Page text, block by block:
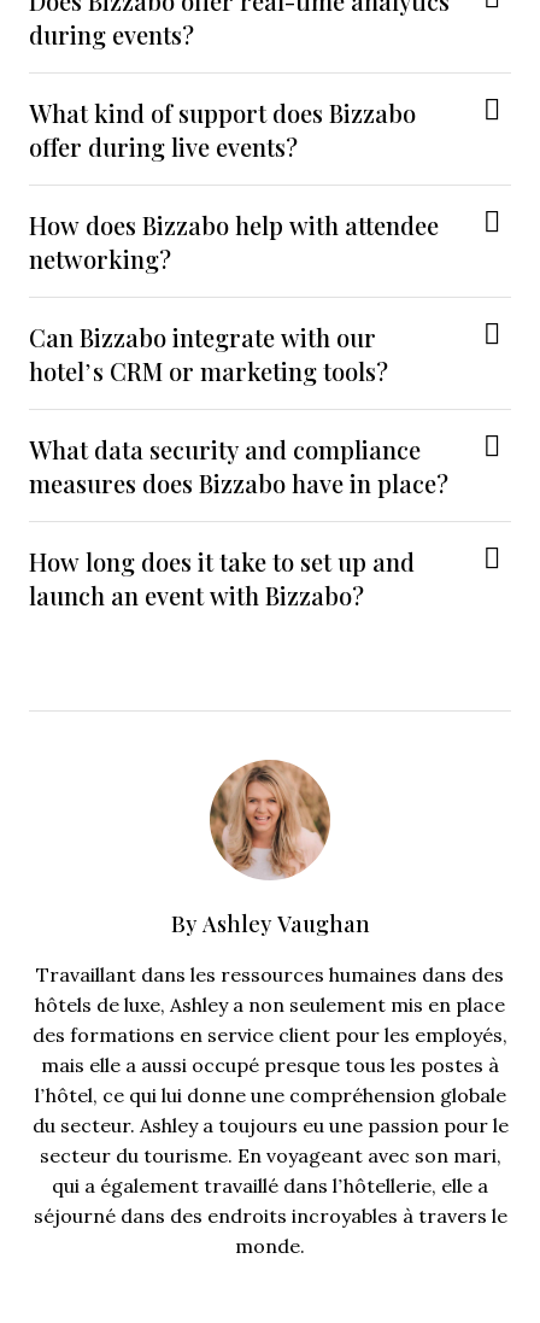
during events?
What kind of support does Bizzabo
offer during live events?
How does Bizzabo help with attendee
networking?
Can Bizzabo integrate with our
hotel’s CRM or marketing tools?
What data security and compliance
measures does Bizzabo have in place?
How long does it take to set up and
launch an event with Bizzabo?
ByAshley Vaughan
Travaillant dans les ressources humaines dans des
hôtels de luxe, Ashley a non seulement mis en place
des formations en service client pour les employés,
mais elle a aussi occupé presque tous les postes à
l’hôtel, ce qui lui donne une compréhension globale
du secteur. Ashley a toujours eu une passion pour le
secteur du tourisme. En voyageant avec son mari,
qui a également travaillé dans l’hôtellerie, elle a
séjourné dans des endroits incroyables à travers le
monde.